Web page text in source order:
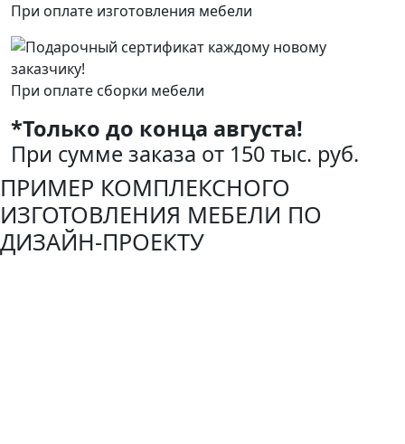
При оплате изготовления мебели
При оплате сборки мебели
*Только до конца августа!
При сумме заказа от 150 тыс. руб.
ПРИМЕР КОМПЛЕКСНОГО
ИЗГОТОВЛЕНИЯ МЕБЕЛИ ПО
ДИЗАЙН-ПРОЕКТУ